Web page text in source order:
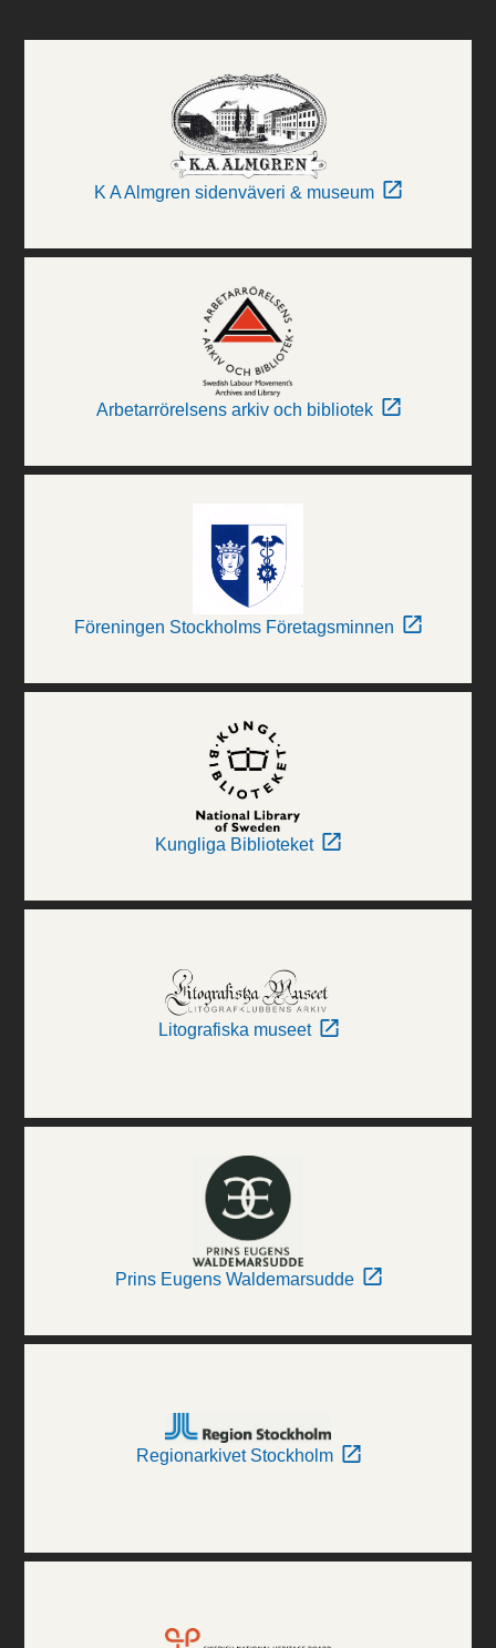
K A Almgren sidenväveri & museum
Arbetarrörelsens arkiv och bibliotek
Föreningen Stockholms Företagsminnen
Kungliga Biblioteket
Litografiska museet
Prins Eugens Waldemarsudde
Regionarkivet Stockholm